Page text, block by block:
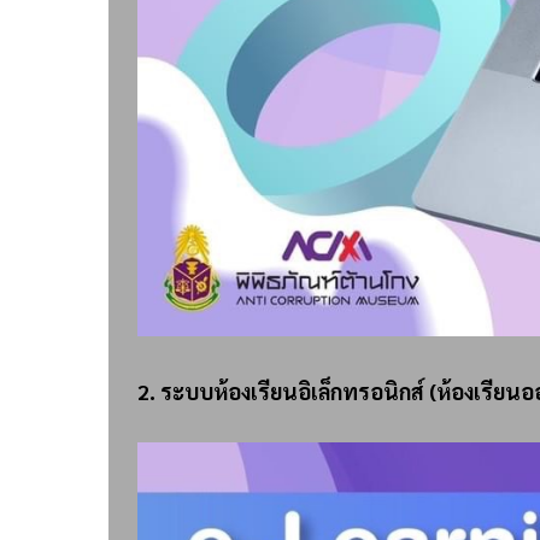
2. ระบบห้องเรียนอิเล็กทรอนิกส์ (ห้องเรียน